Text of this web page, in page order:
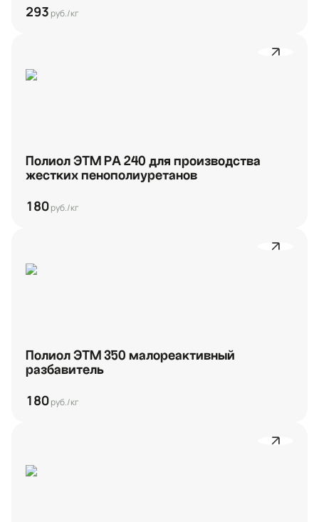
293 руб./кг
Полиол ЭТМ РА 240 для производства
жестких пенополиуретанов
180руб./кг
Полиол ЭТМ 350 малореактивный
разбавитель
180руб./кг